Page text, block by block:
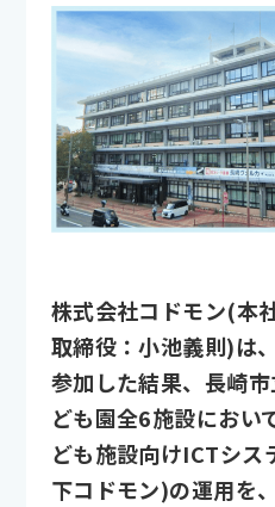
株式会社コドモン(本
取締役：小池義則)は
参加した結果、長崎
ども園全6施設におい
ども施設向けICTシス
下コドモン)の運用を